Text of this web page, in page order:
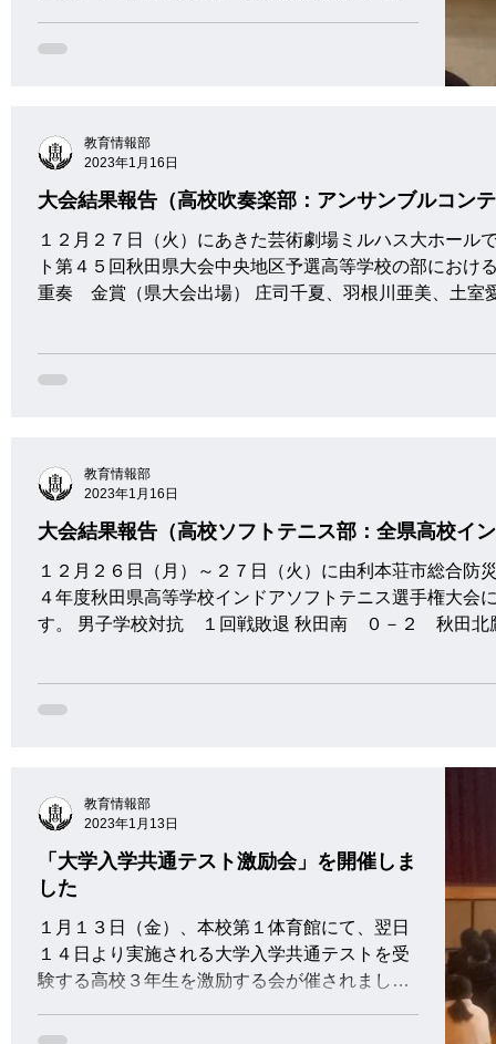
グ会社（株）キャリアリンクの主催によるもの
大会結果報告（高校吹奏楽部：アンサンブルコン
１２月２７日（火）にあきた芸術劇場ミルハス大ホール
ト第４５回秋田県大会中央地区予選高等学校の部におけ
重奏 金賞（県大会出場） 庄司千夏、羽根川亜美、土
教育情報部
2023年1月16日
大会結果報告（高校ソフトテニス部：全県高校イ
１２月２６日（月）～２７日（火）に由利本荘市総合防
４年度秋田県高等学校インドアソフトテニス選手権大会
す。 男子学校対抗 １回戦敗退 秋田南 ０－２ 秋田北
教育情報部
2023年1月16日
「大学入学共通テスト激励会」を開催しま
した
１月１３日（金）、本校第１体育館にて、翌日
１４日より実施される大学入学共通テストを受
験する高校３年生を激励する会が催されまし
た。 続いて、渡部進路指導主事からの激励。 最
教育情報部
2023年1月13日